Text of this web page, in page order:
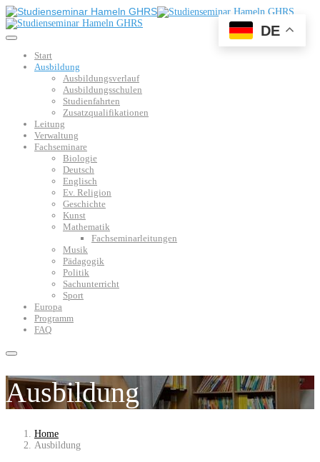
Start
Ausbildung
Ausbildungsverlauf
Ausbildungsschulen
Studienfahrten
Zusatzqualifikationen
Leitung
Verwaltung
Fachseminare
Biologie
Deutsch
Englisch
Ev. Religion
Geschichte
Kunst
Mathematik
Fachseminarleitungen
Musik
Pädagogik
Politik
Sachunterricht
Sport
Europa
Programm
FAQ
Ausbildung
Home
Ausbildung
DE